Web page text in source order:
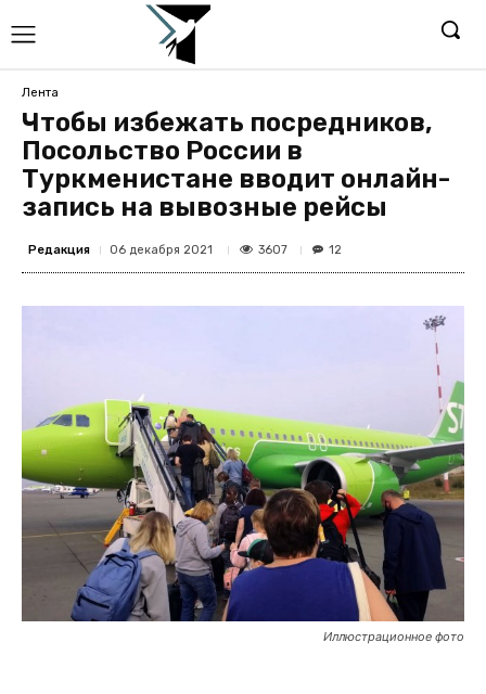
Лента
Чтобы избежать посредников,
Посольство России в
Туркменистане вводит онлайн-
запись на вывозные рейсы
Редакция 06 декабря 2021 3607 12
Иллюстрационное фото